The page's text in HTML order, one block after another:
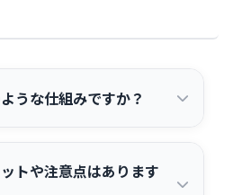
た投資促進税制」も活用
ります。詳細は税理士や
ください。
が必要です。ただし、屋
パネル（屋根材として機
「家屋」として扱われる
り扱いが異なります。
ます。自治体によって内
自治体窓口や、各自治体の
ご確認ください。
うな仕組みですか？
は、PPA事業者が御社の
トや注意点はあります